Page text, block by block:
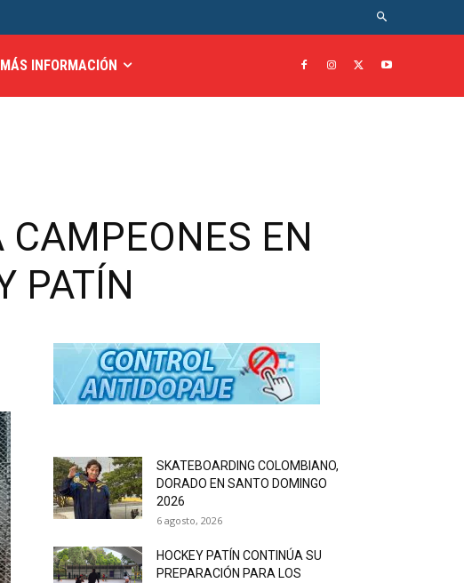
MÁS INFORMACIÓN
CAMPEONES EN
PATÍN
SKATEBOARDING COLOMBIANO,
DORADO EN SANTO DOMINGO
2026
6 agosto, 2026
HOCKEY PATÍN CONTINÚA SU
PREPARACIÓN PARA LOS